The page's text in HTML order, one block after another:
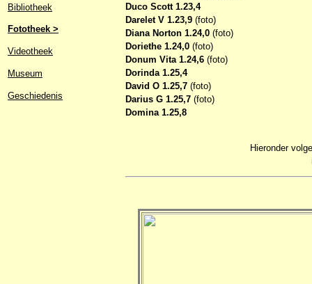
Bibliotheek
Fototheek >
Videotheek
Museum
Geschiedenis
Duco Scott 1.23,4
Darelet V 1.23,9 (foto)
Diana Norton 1.24,0 (foto)
Doriethe 1.24,0 (foto)
Donum Vita 1.24,6 (foto)
Dorinda 1.25,4
David O 1.25,7 (foto)
Darius G 1.25,7 (foto)
Domina 1.25,8
Hieronder